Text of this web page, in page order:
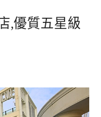
,優質五星級